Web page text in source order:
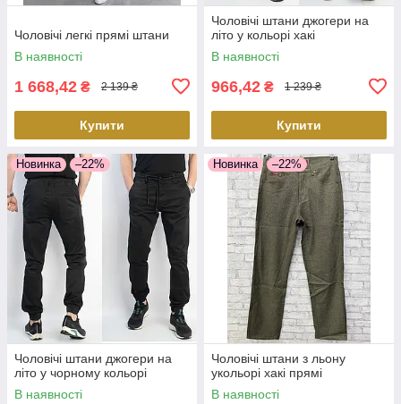
Чоловічі легкі прямі штани
В наявності
1 668,42 ₴ 2 139 ₴
Купити
Чоловічі штани джогери на
літо у кольорі хакі
В наявності
966,42 ₴ 1 239 ₴
Купити
Новинка –22%
Чоловічі штани джогери на
літо у чорному кольорі
В наявності
Новинка –22%
Чоловічі штани з льону
укольорі хакі прямі
В наявності